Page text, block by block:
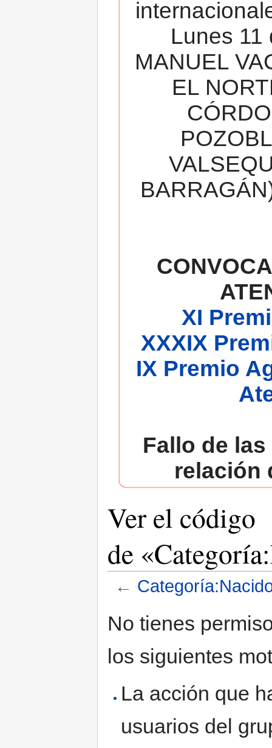
Lunes 11
MANUEL
EL
XI
XXXIX
IX Premio
Fallo de
relación
Ver el código
de
←
No tienes
los siguientes
La acción que
usuarios del